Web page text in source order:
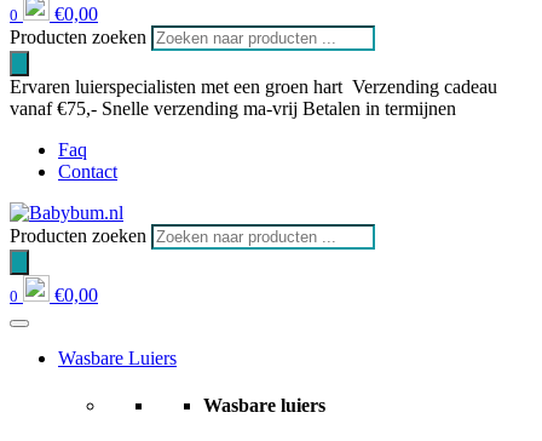
0 €0,00
Producten zoeken
Ervaren luierspecialisten met een groen hart Verzending cadeau
vanaf €75,- Snelle verzending ma-vrij Betalen in termijnen
Faq
Contact
Producten zoeken
0 €0,00
Wasbare Luiers
Wasbare luiers